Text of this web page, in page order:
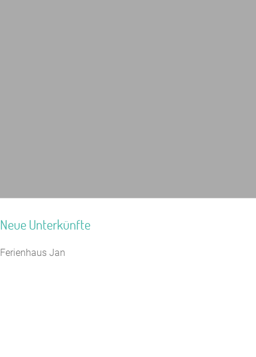
Neue Unterkünfte
Ferienhaus Jan